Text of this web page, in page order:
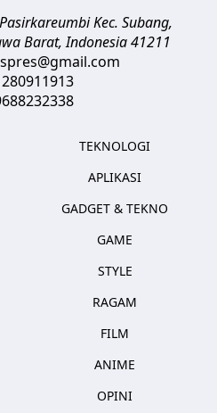
Kec. Subang,
Barat,Indonesia41211
TEKNOLOGI
APLIKASI
GADGET & TEKNO
GAME
STYLE
RAGAM
FILM
ANIME
OPINI